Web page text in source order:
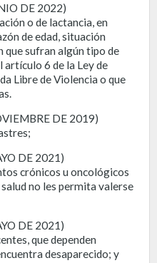
DE 2022)
o de lactancia, en
de edad, situación
que sufran algún tipo de
artículo 6 de la Ley de
Libre de Violencia o que
DE 2019)
DE 2021)
crónicos u oncológicos
no les permita valerse
DE 2021)
que dependen
desaparecido; y